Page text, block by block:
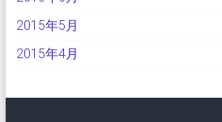
2015年5月
2015年4月